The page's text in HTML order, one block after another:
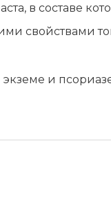
в составе
свойствами
и